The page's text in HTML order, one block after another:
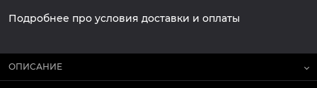
Подробнее про условия доставки и оплаты
ОПИСАНИЕ